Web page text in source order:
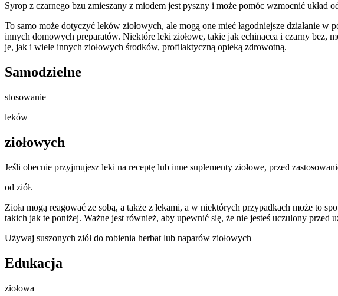
Syrop z czarnego bzu zmieszany z miodem jest pyszny i może pomóc wzmocnić układ
To samo może dotyczyć leków ziołowych, ale mogą one mieć łagodniejsze działanie
innych domowych preparatów. Niektóre leki ziołowe, takie jak echinacea i czarny bez,
je, jak i wiele innych ziołowych środków, profilaktyczną opieką zdrowotną.
Samodzielne
stosowanie
leków
ziołowych
Jeśli obecnie przyjmujesz leki na receptę lub inne suplementy ziołowe, przed
od ziół.
Zioła mogą reagować ze sobą, a także z lekami, a w niektórych przypadkach może to
takich jak te poniżej. Ważne jest również, aby upewnić się, że nie jesteś uczulony przed
Używaj suszonych ziół do robienia herbat lub naparów ziołowych
Edukacja
ziołowa